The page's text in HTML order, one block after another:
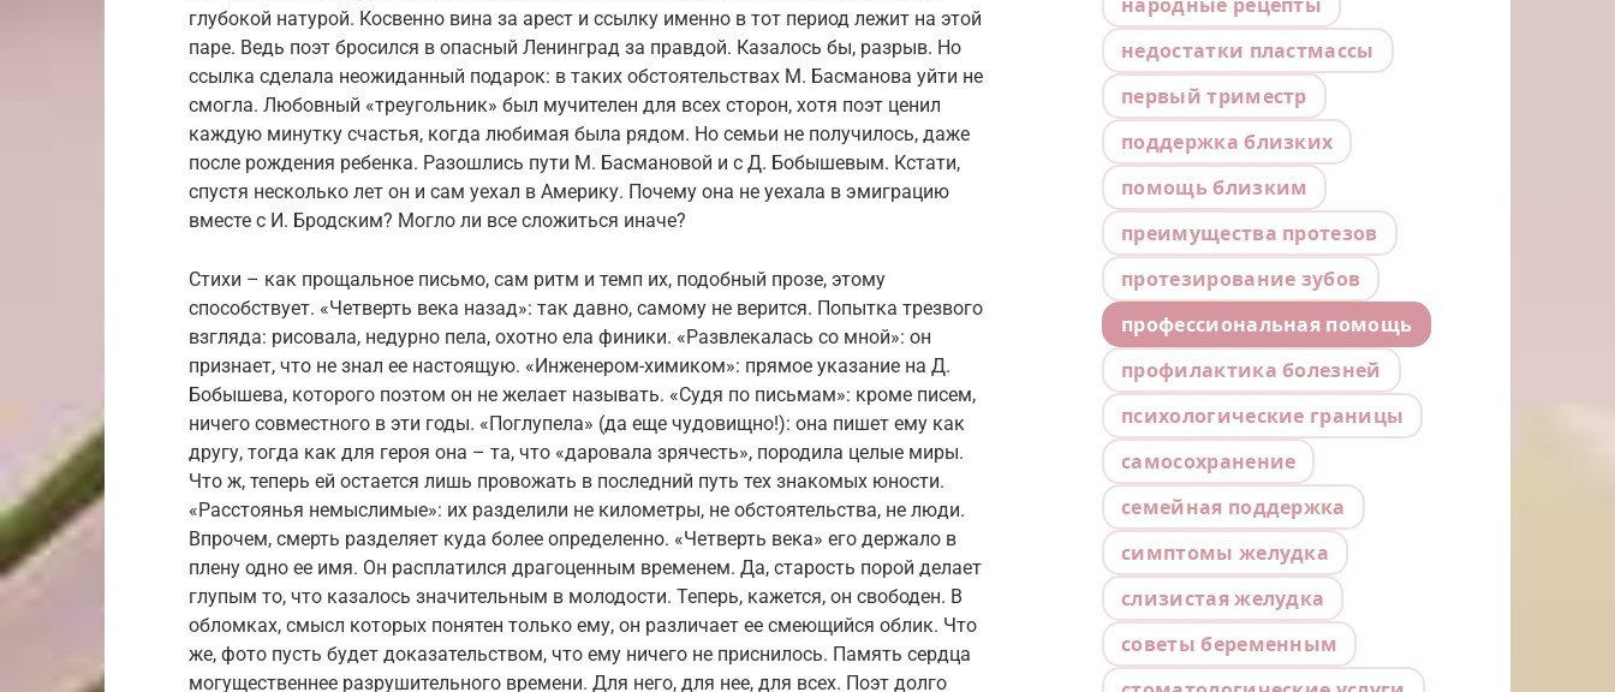
глубокой натурой. Косвенно вина за арест и ссылку именно в тот период лежит на этой
паре. Ведь поэт бросился в опасный Ленинград за правдой. Казалось бы, разрыв. Но
ссылка сделала неожиданный подарок: в таких обстоятельствах М. Басманова уйти не
смогла. Любовный «треугольник» был мучителен для всех сторон, хотя поэт ценил
каждую минутку счастья, когда любимая была рядом. Но семьи не получилось, даже
после рождения ребенка. Разошлись пути М. Басмановой и с Д. Бобышевым. Кстати,
спустя несколько лет он и сам уехал в Америку. Почему она не уехала в эмиграцию
вместе с И. Бродским? Могло ли все сложиться иначе?
Стихи – как прощальное письмо, сам ритм и темп их, подобный прозе, этому
способствует. «Четверть века назад»: так давно, самому не верится. Попытка трезвого
взгляда: рисовала, недурно пела, охотно ела финики. «Развлекалась со мной»: он
признает, что не знал ее настоящую. «Инженером-химиком»: прямое указание на Д.
Бобышева, которого поэтом он не желает называть. «Судя по письмам»: кроме писем,
ничего совместного в эти годы. «Поглупела» (да еще чудовищно!): она пишет ему как
другу, тогда как для героя она – та, что «даровала зрячесть», породила целые миры.
Что ж, теперь ей остается лишь провожать в последний путь тех знакомых юности.
«Расстоянья немыслимые»: их разделили не километры, не обстоятельства, не люди.
Впрочем, смерть разделяет куда более определенно. «Четверть века» его держало в
плену одно ее имя. Он расплатился драгоценным временем. Да, старость порой делает
глупым то, что казалось значительным в молодости. Теперь, кажется, он свободен. В
обломках, смысл которых понятен только ему, он различает ее смеющийся облик. Что
же, фото пусть будет доказательством, что ему ничего не приснилось. Память сердца
могущественнее разрушительного времени. Для него, для нее, для всех. Поэт долго
недостатки пластмассы
первый триместр
поддержка близких
помощь близким
преимущества протезов
протезирование зубов
профессиональная помощь
профилактика болезней
психологические границы
самосохранение
семейная поддержка
симптомы желудка
слизистая желудка
советы беременным